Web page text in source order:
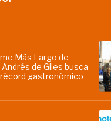
Más Largo de
de Giles busca
gastronómico